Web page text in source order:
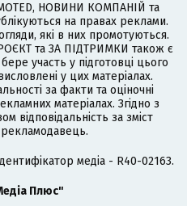
НОВИНИ КОМПАНІЙ та
на правах реклами.
які в них промотуються.
та ЗА ПІДТРИМКИ також є
участь у підготовці цього
у цих матеріалах.
за факти та оціночні
матеріалах. Згідно з
відповідальність за зміст
медіа - R40-02163.
Плюс"